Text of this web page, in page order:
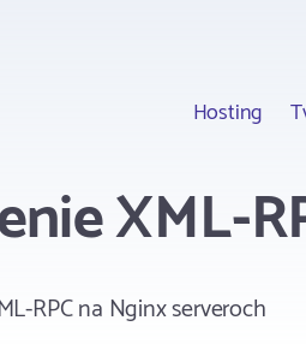
Hosting
XML-
RPC na Nginx serveroch